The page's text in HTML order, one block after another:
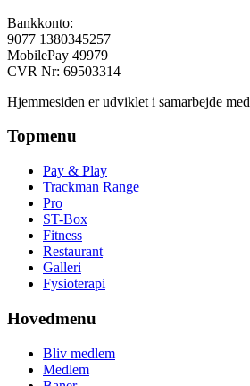
Bankkonto:
9077 1380345257
MobilePay 49979
CVR Nr: 69503314
Hjemmesiden er udviklet i samarbejde med
Topmenu
Pay & Play
Trackman Range
Pro
ST-Box
Fitness
Restaurant
Galleri
Fysioterapi
Hovedmenu
Bliv medlem
Medlem